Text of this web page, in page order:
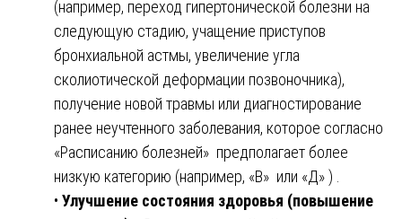
(например, переход гипертонической болезни на
следующую стадию, учащение приступов
бронхиальной астмы, увеличение угла
сколиотической деформации позвоночника),
получение новой травмы или диагностирование
ранее неучтенного заболевания, которое согласно
«Расписанию болезней» предполагает более
низкую категорию (например, «В» или «Д» ) .
• Улучшение состояния здоровья (повышение